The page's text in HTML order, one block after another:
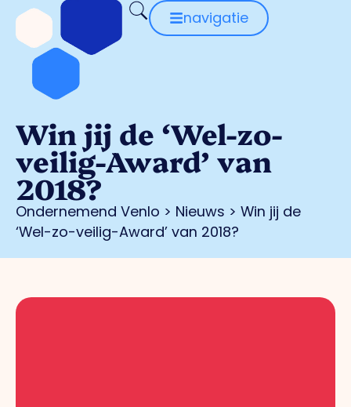
navigatie
Win jij de ‘Wel-zo-
veilig-Award’ van
2018?
Ondernemend Venlo > Nieuws > Win jij de
‘Wel-zo-veilig-Award’ van 2018?